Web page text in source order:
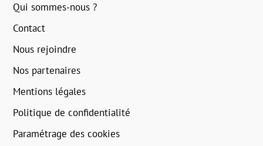
Qui sommes-nous ?
Contact
Nous rejoindre
Nos partenaires
Mentions légales
Politique de confidentialité
Paramétrage des cookies